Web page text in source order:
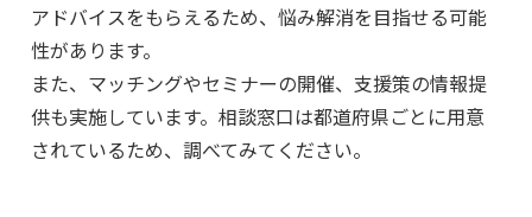
アドバイスをもらえるため、悩み解消を目指せる可能
性があります。
また、マッチングやセミナーの開催、支援策の情報提
供も実施しています。相談窓口は都道府県ごとに用意
されているため、調べてみてください。